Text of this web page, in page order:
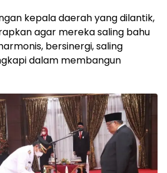
kepala daerah yang dilantik,
agar mereka saling bahu
bersinergi, saling
dalam membangun